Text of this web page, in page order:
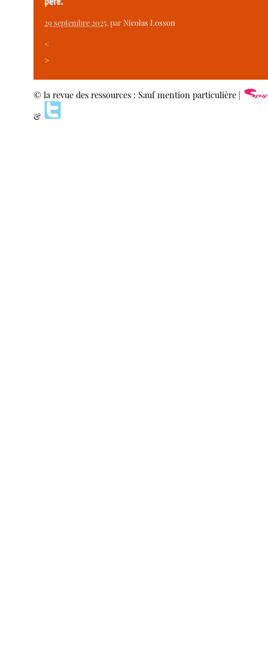
29 septembre 2025, parNicolas Losson
<
>
© la revue des ressources : Sauf mention particulière |
&